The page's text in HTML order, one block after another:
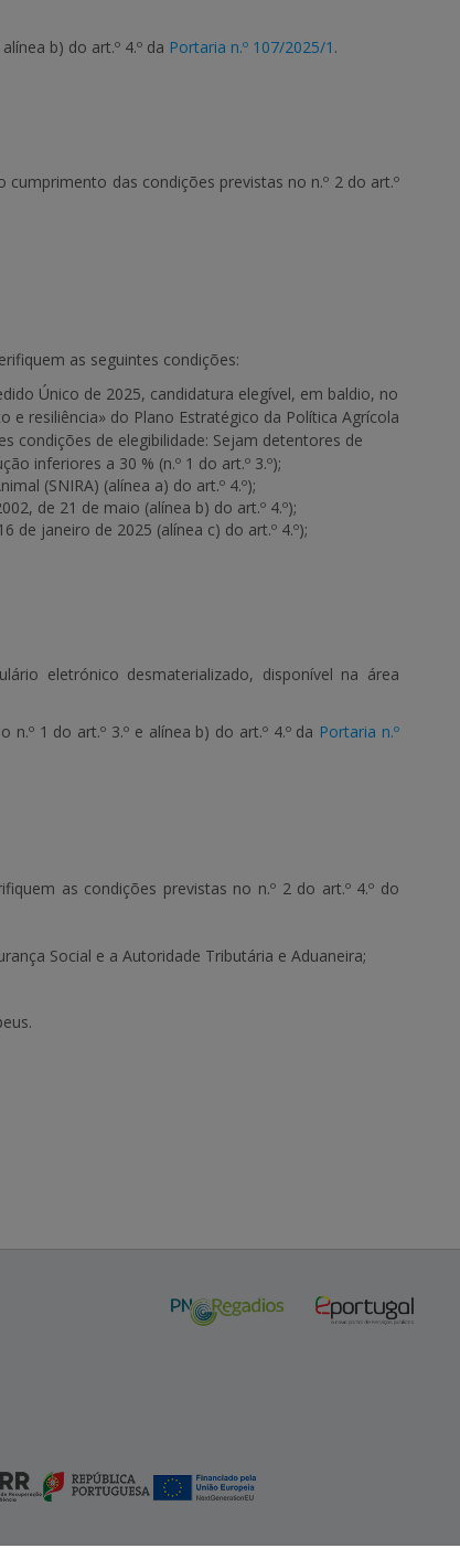
b) do art.º 4.º da Portaria n.º 107/2025/1 .
das condições previstas no n.º 2 do art.º
as seguintes condições:
Único de 2025, candidatura elegível, em baldio, no
resiliência» do Plano Estratégico da Política Agrícola
condições de elegibilidade: Sejam detentores de
inferiores a 30 % (n.º 1 do art.º 3.º);
(SNIRA) (alínea a) do art.º 4.º);
de 21 de maio (alínea b) do art.º 4.º);
janeiro de 2025 (alínea c) do art.º 4.º);
eletrónico desmaterializado, disponível na área
1 do art.º 3.º e alínea b) do art.º 4.º da Portaria n.º
as condições previstas no n.º 2 do art.º 4.º do
Social e a Autoridade Tributária e Aduaneira;